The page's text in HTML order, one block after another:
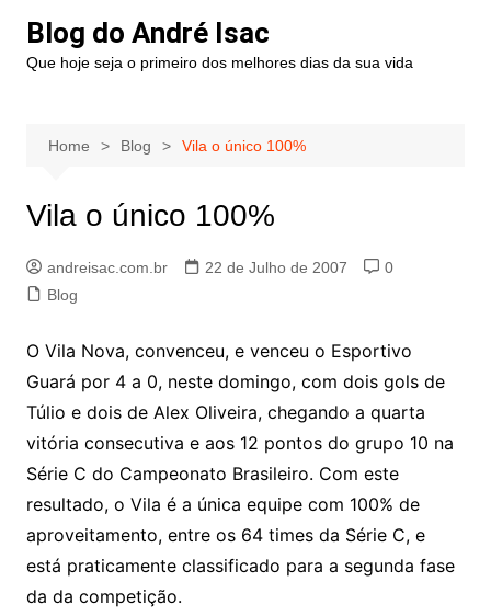
Blog do André Isac
Que hoje seja o primeiro dos melhores dias da sua vida
Home Blog Vila o único 100%
Vila o único 100%
andreisac.com.br 22 de Julho de 2007
0
Blog
O Vila Nova, convenceu, e venceu o Esportivo
Guará por 4 a 0, neste domingo, com dois gols de
Túlio e dois de Alex Oliveira, chegando a quarta
vitória consecutiva e aos 12 pontos do grupo 10 na
Série C do Campeonato Brasileiro. Com este
resultado, o Vila é a única equipe com 100% de
aproveitamento, entre os 64 times da Série C, e
está praticamente classificado para a segunda fase
da da competição.